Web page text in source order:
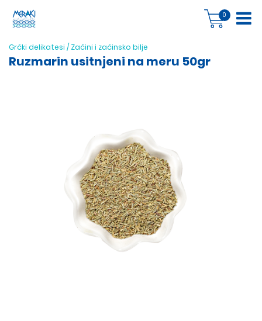
0
Grčki delikatesi / Začini i začinsko bilje
Ruzmarin usitnjeni na meru 50gr